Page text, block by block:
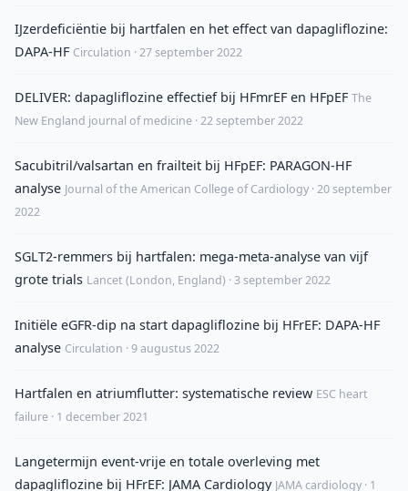
IJzerdeficiëntie bij hartfalen en het effect van dapagliflozine:
DAPA-HF Circulation · 27 september 2022
DELIVER: dapagliflozine effectief bij HFmrEF en HFpEF The
New England journal of medicine · 22 september 2022
Sacubitril/valsartan en frailteit bij HFpEF: PARAGON-HF
analyse Journal of the American College of Cardiology · 20 september
2022
SGLT2-remmers bij hartfalen: mega-meta-analyse van vijf
grote trials Lancet (London, England) · 3 september 2022
Initiële eGFR-dip na start dapagliflozine bij HFrEF: DAPA-HF
analyse Circulation · 9 augustus 2022
Hartfalen en atriumflutter: systematische review ESC heart
failure · 1 december 2021
Langetermijn event-vrije en totale overleving met
dapagliflozine bij HFrEF: JAMA Cardiology JAMA cardiology · 1